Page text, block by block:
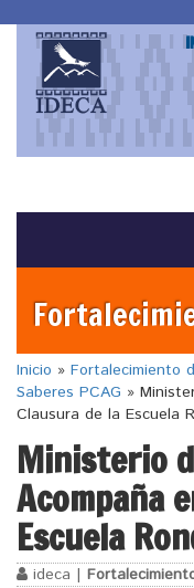
Inicio » Fortalecimiento
Saberes PCAG »
Clausura de la Escuela
Ministerio
Acompaña
Escuela
ideca |